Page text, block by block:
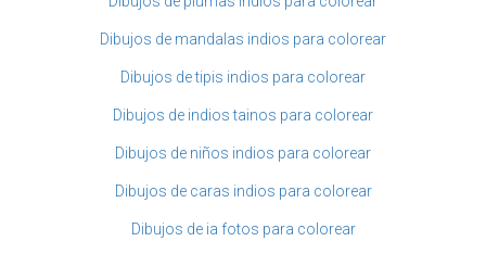
Dibujos de mandalas indios para colorear
Dibujos de tipis indios para colorear
Dibujos de indios tainos para colorear
Dibujos de niños indios para colorear
Dibujos de caras indios para colorear
Dibujos de ia fotos para colorear